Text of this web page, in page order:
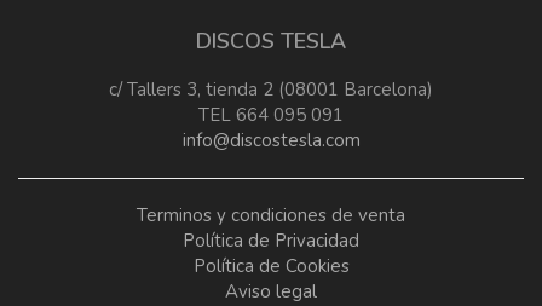
DISCOS TESLA
c/ Tallers 3, tienda 2 (08001 Barcelona)
TEL 664 095 091
info@discostesla.com
Terminos y condiciones de venta
Política de Privacidad
Política de Cookies
Aviso legal